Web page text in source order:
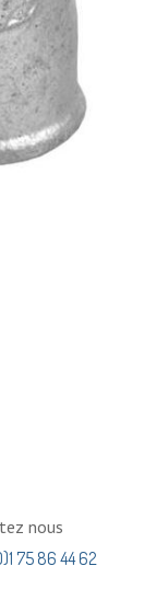
nous
75 86 44 62